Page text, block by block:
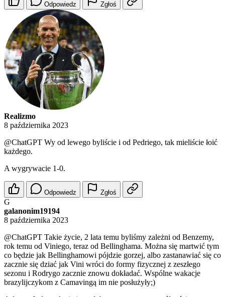
Odpowiedz Zgłoś
Realizmo
8 października 2023
@ChatGPT Wy od lewego byliście i od Pedriego, tak mieliście łoić
każdego.
A wygrywacie 1-0.
Odpowiedz Zgłoś
G
galanonim19194
8 października 2023
@ChatGPT Takie życie, 2 lata temu byliśmy zależni od Benzemy,
rok temu od Viniego, teraz od Bellinghama. Można się martwić tym
co będzie jak Bellinghamowi pójdzie gorzej, albo zastanawiać się co
zacznie się dziać jak Vini wróci do formy fizycznej z zeszłego
sezonu i Rodrygo zacznie znowu dokładać. Wspólne wakacje
brazylijczykom z Camavingą im nie posłużyły;)